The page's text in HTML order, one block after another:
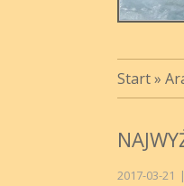
Start»
2017-03-21 |